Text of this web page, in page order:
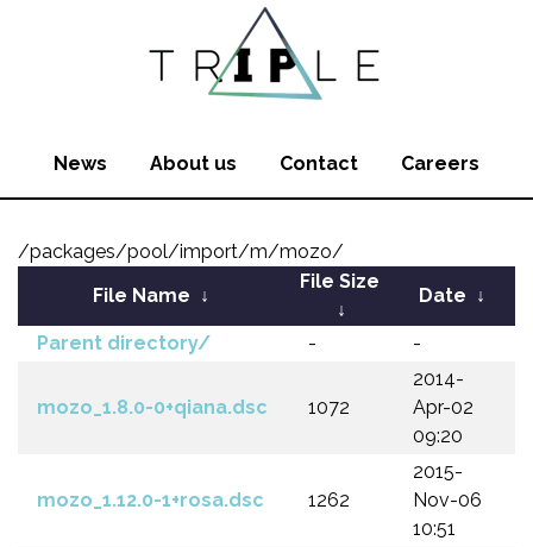
News About us Contact Careers
/packages/pool/import/m/mozo/
File Name ↓
File Size
↓
Date ↓
Parent directory/ - -
mozo_1.8.0-0+qiana.dsc 1072
2014-
Apr-02
09:20
mozo_1.12.0-1+rosa.dsc 1262
2015-
Nov-06
10:51